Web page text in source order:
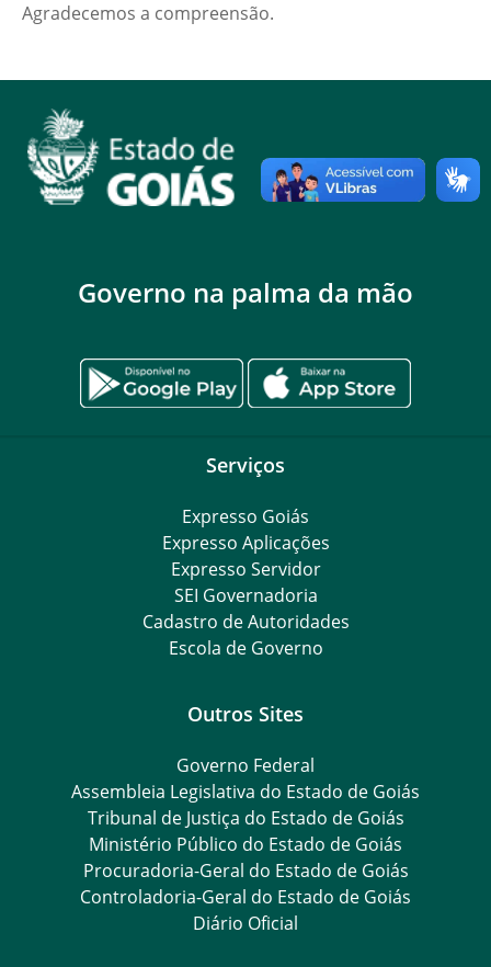
Agradecemos a compreensão.
Governo na palma da mão
Serviços
Expresso Goiás
Expresso Aplicações
Expresso Servidor
SEI Governadoria
Cadastro de Autoridades
Escola de Governo
Outros Sites
Governo Federal
Assembleia Legislativa do Estado de Goiás
Tribunal de Justiça do Estado de Goiás
Ministério Público do Estado de Goiás
Procuradoria-Geral do Estado de Goiás
Controladoria-Geral do Estado de Goiás
Diário Oficial